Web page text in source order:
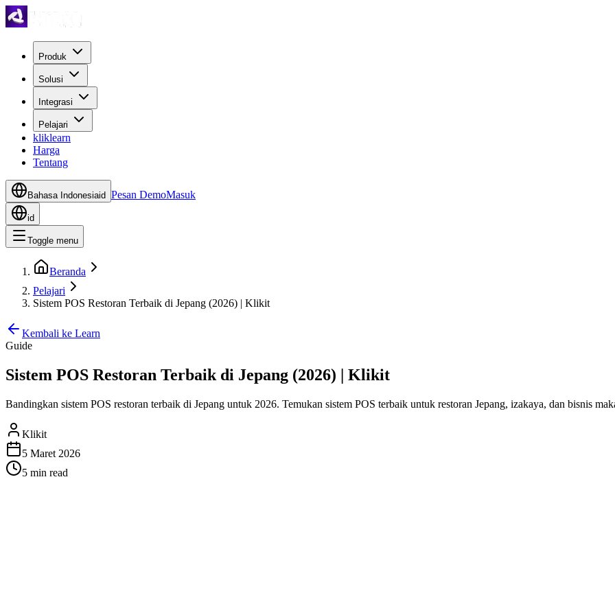
Produk
Solusi
Integrasi
Pelajari
kliklearn
Harga
Tentang
Bahasa Indonesiaid Pesan DemoMasuk
id
Toggle menu
Beranda
Pelajari
Sistem POS Restoran Terbaik di Jepang (2026) | Klikit
Kembali ke Learn
Guide
Sistem POS Restoran Terbaik di Jepang (2026) | Klikit
Bandingkan sistem POS restoran terbaik di Jepang untuk 2026. Temukan sistem POS terbaik untuk restoran Jepang, izakaya, dan bisnis
Klikit
5 Maret 2026
5 min read